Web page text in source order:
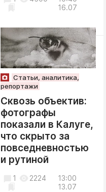
16.07
Статьи, аналитика,
репортажи
Сквозь объектив:
фотографы
показали в Калуге,
что скрыто за
повседневностью
и рутиной
13:00
13.07
1 2224